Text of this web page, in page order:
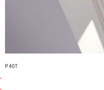
P40T